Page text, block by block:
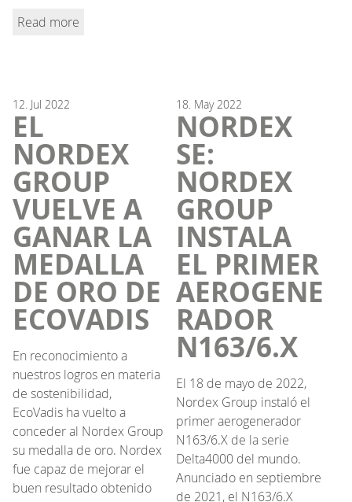
Read more
12. Jul 2022
EL
NORDEX
GROUP
VUELVE A
GANAR LA
MEDALLA
DE ORO DE
ECOVADIS
En reconocimiento a
nuestros logros en materia
de sostenibilidad,
EcoVadis ha vuelto a
conceder al Nordex Group
su medalla de oro. Nordex
fue capaz de mejorar el
buen resultado obtenido
18. May 2022
NORDEX
SE:
NORDEX
GROUP
INSTALA
EL PRIMER
AEROGENE
RADOR
N163/6.X
El 18 de mayo de 2022,
Nordex Group instaló el
primer aerogenerador
N163/6.X de la serie
Delta4000 del mundo.
Anunciado en septiembre
de 2021, el N163/6.X